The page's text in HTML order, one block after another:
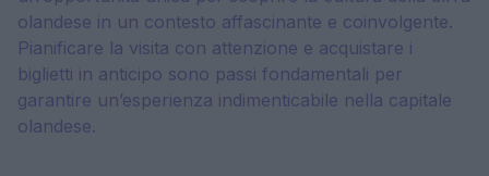
olandese in un contesto affascinante e coinvolgente.
Pianificare la visita con attenzione e acquistare i
biglietti in anticipo sono passi fondamentali per
garantire un’esperienza indimenticabile nella capitale
olandese.